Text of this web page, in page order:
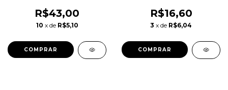
R$43,00
10 x de R$5,10
R$16,60
3 x de R$6,04